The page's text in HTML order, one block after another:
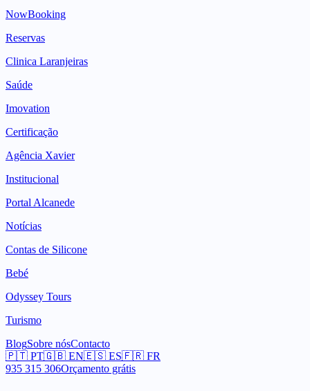
NowBooking
Reservas
Clinica Laranjeiras
Saúde
Imovation
Certificação
Agência Xavier
Institucional
Portal Alcanede
Notícias
Contas de Silicone
Bebé
Odyssey Tours
Turismo
BlogSobre nósContacto
🇵🇹 PT🇬🇧 EN🇪🇸 ES🇫🇷 FR
935 315 306Orçamento grátis